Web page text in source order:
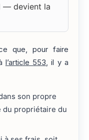
— devient la
que, pour faire
l’article 553, il y a
son propre
du propriétaire du